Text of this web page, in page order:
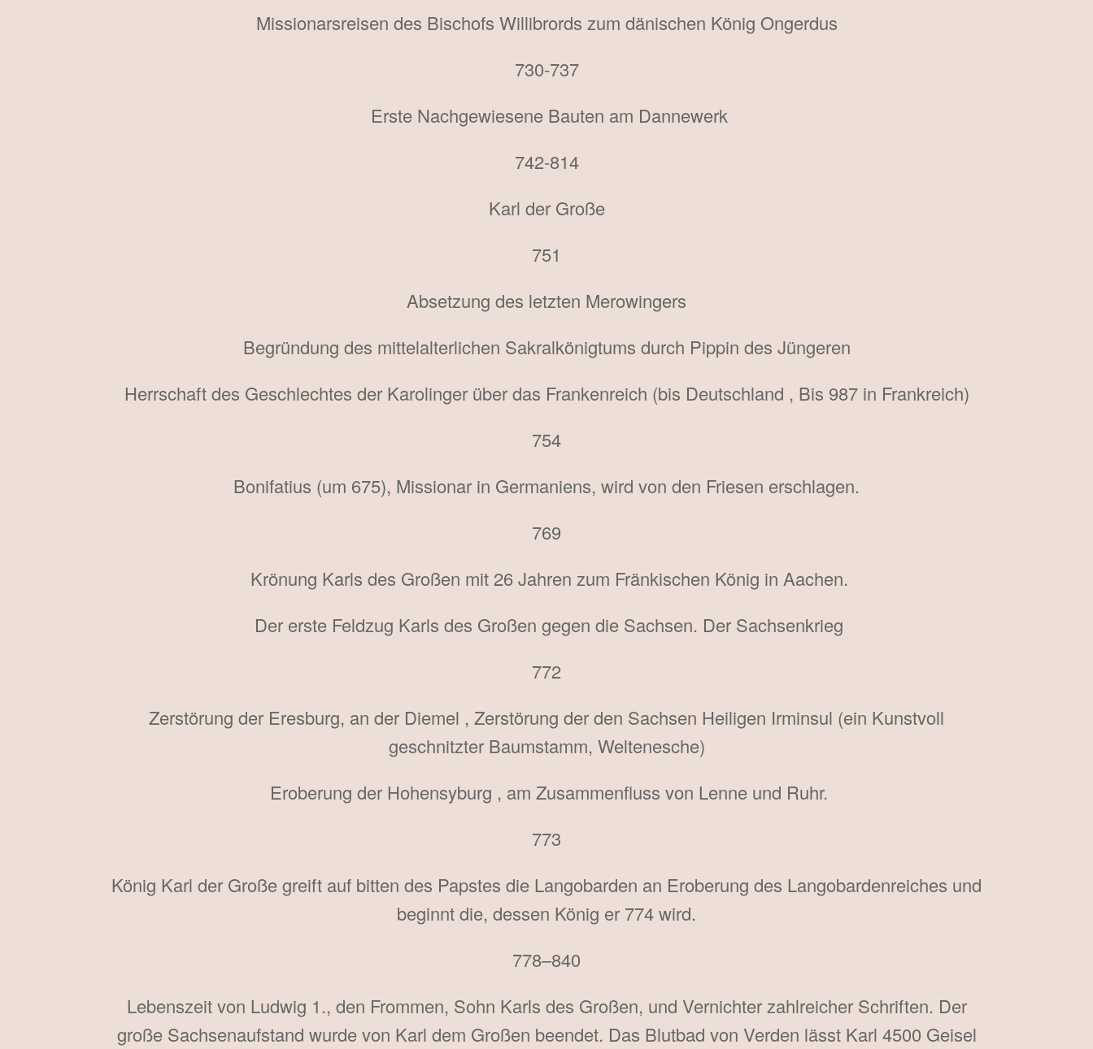
Missionarsreisen des Bischofs Willibrords zum dänischen König Ongerdus
730-737
Erste Nachgewiesene Bauten am Dannewerk
742-814
Karl der Große
751
Absetzung des letzten Merowingers
Begründung des mittelalterlichen Sakralkönigtums durch Pippin des Jüngeren
Herrschaft des Geschlechtes der Karolinger über das Frankenreich (bis Deutschland , Bis 987 in Frankreich)
754
Bonifatius (um 675), Missionar in Germaniens, wird von den Friesen erschlagen.
769
Krönung Karls des Großen mit 26 Jahren zum Fränkischen König in Aachen.
Der erste Feldzug Karls des Großen gegen die Sachsen. Der Sachsenkrieg
772
Zerstörung der Eresburg, an der Diemel , Zerstörung der den Sachsen Heiligen Irminsul (ein Kunstvoll
geschnitzter Baumstamm, Weltenesche)
Eroberung der Hohensyburg , am Zusammenfluss von Lenne und Ruhr.
773
König Karl der Große greift auf bitten des Papstes die Langobarden an Eroberung des Langobardenreiches und
beginnt die, dessen König er 774 wird.
778–840
Lebenszeit von Ludwig 1., den Frommen, Sohn Karls des Großen, und Vernichter zahlreicher Schriften. Der
große Sachsenaufstand wurde von Karl dem Großen beendet. Das Blutbad von Verden lässt Karl 4500 Geisel